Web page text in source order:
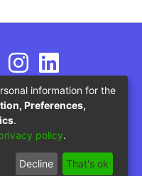
Educación
information for the
Preferences,
.
policy.
Decline That's ok